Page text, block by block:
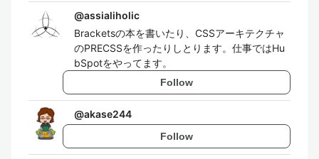
@assialiholic
Bracketsの本を書いたり、CSSアーキテクチャ
のPRECSSを作ったりしとります。仕事ではHu
bSpotをやってます。
Follow
@akase244
Follow